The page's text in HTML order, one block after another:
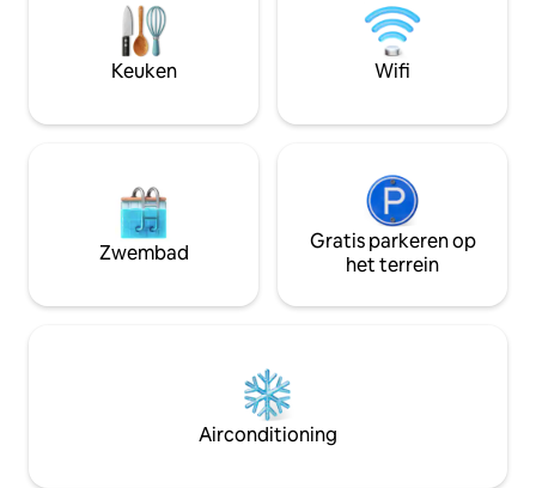
restaurantjes, café's, een bakkerij, een
supermarkt, een drogisterij, een
apotheek, een geldautomaat en
uitstekende
minuten lopen van het stadscentrum,
welkom in overleg.
tv. Vanaf het
uitzicht over de
alle rust vogels
Alleen kinderen
opnemen. Huur
Keuken Wifi
Zwembad
Gratis parkeren op
het terrein
Airconditioning